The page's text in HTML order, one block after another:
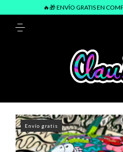
🔥🎁 ENVÍO GRATIS EN
Envío gratis